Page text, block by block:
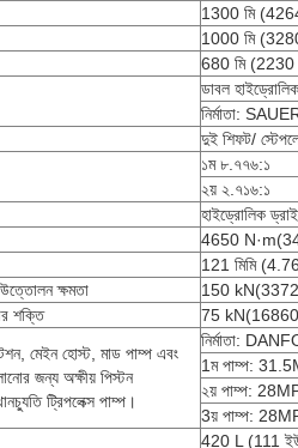
1300 মি
1000 মি
680 মি (2230
ডাবল
নির্মাতা:
দুই শিফট/
১ম ৮.৭৭৬:১
২য় ২.৭১৬:১
হাইড্রোলিক
4650
121 মিমি (4.76
উত্তোলন ক্ষমতা
150
শক্তি
75
মেইন হোস্ট, মাড পাম্প এবং
জন্য অক্ষীয় পিস্টন
ট্রিপলেক্স পাম্প।
নির্মাতা:
1ম পাম্প:
২য় পাম্প:
3য় পাম্প:
420 L (111